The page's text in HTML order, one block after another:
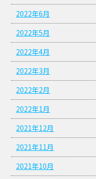
2022年6月
2022年5月
2022年4月
2022年3月
2022年2月
2022年1月
2021年12月
2021年11月
2021年10月